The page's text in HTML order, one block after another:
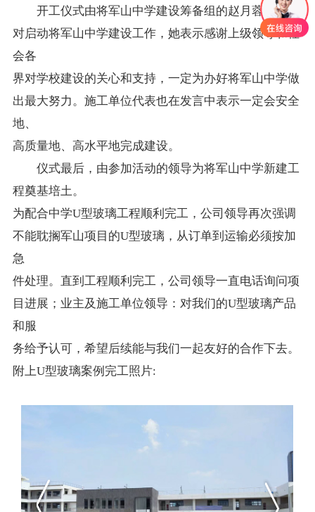
开工仪式由将军山中学建设筹备组的赵月蓉主持，
对启动将军山中学建设工作，她表示感谢上级领导和社
会各
界对学校建设的关心和支持，一定为办好将军山中学做
出最大努力。施工单位代表也在发言中表示一定会安全
地、
高质量地、高水平地完成建设。
仪式最后，由参加活动的领导为将军山中学新建工
程奠基培土。
为配合中学U型玻璃工程顺利完工，公司领导再次强调
不能耽搁军山项目的U型玻璃，从订单到运输必须按加
急
件处理。直到工程顺利完工，公司领导一直电话询问项
目进展；业主及施工单位领导：对我们的U型玻璃产品
和服
务给予认可，希望后续能与我们一起友好的合作下去。
附上U型玻璃案例完工照片: